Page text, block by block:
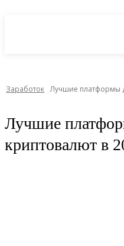
Заработок Лучшие платформы
Лучшие
криптовалют в